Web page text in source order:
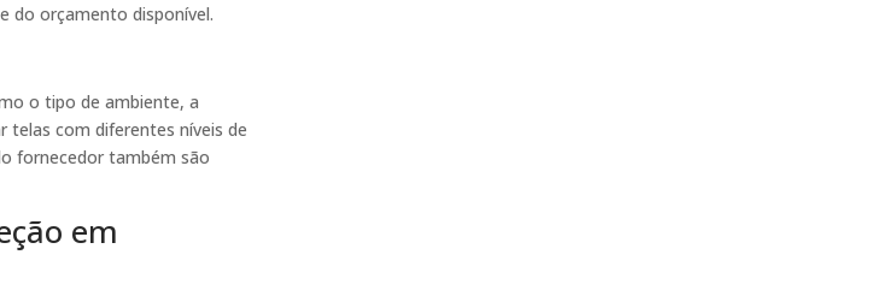
do orçamento disponível.
o tipo de ambiente, a
telas com diferentes níveis de
fornecedor também são
em